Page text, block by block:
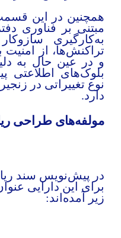
همچنین در این قسمت
مبتنی بر فناوری
به‌کارگیری سازوکار
تراکنش‌ها، از امنیت
و در عین حال به دلیل
بلوک‌های اطلاعتی
نوع تغییراتی در
دارد.
مولفه‌های طراحی ریال
در پیش‌نویس سند ریال
برای این دارایی
زیر آمده‌اند: